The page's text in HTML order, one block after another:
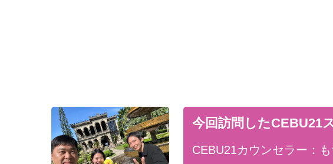
今回訪問したCEBU21
CEBU21カウンセラー：